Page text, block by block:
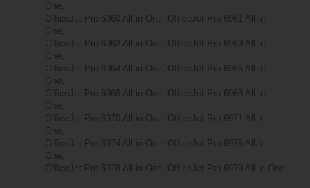
One,
OfficeJet Pro 6960 All-in-One, OfficeJet Pro 6961 All-in-
One,
OfficeJet Pro 6962 All-in-One, OfficeJet Pro 6963 All-in-
One,
OfficeJet Pro 6964 All-in-One, OfficeJet Pro 6965 All-in-
One,
OfficeJet Pro 6966 All-in-One, OfficeJet Pro 6968 All-in-
One,
OfficeJet Pro 6970 All-in-One, OfficeJet Pro 6971 All-in-
One,
OfficeJet Pro 6974 All-in-One, OfficeJet Pro 6976 All-in-
One,
OfficeJet Pro 6978 All-in-One, OfficeJet Pro 6979 All-in-One